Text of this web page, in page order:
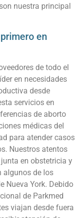
nuestra principal
en
de todo el
en necesidades
desde
servicios en
de aborto
médicas del
para atender casos
Nuestros atentos
en obstetricia y
algunos de los
Nueva York. Debido
de Parkmed
viajan desde fuera